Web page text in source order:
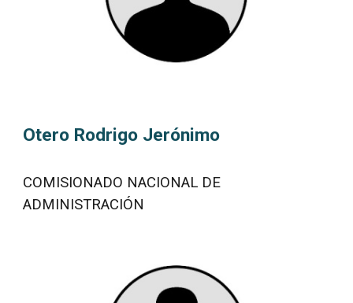
Otero Rodrigo Jerónimo
COMISIONADO NACIONAL DE
ADMINISTRACIÓN